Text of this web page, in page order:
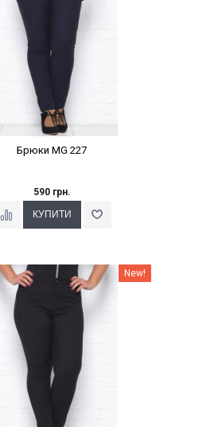
Брюки MG 227
590 грн.
Наклейки Варіант з % New!